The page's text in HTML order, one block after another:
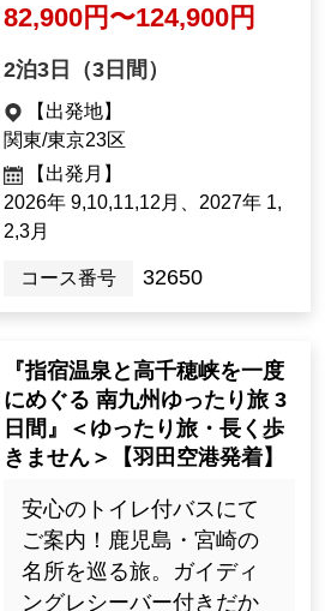
visited Unagi Onsen in Ibu
companions and hunting do
hunting and read books at
days he would play with the
is now a monument and
of Saigo here. Saigo is s
fond of hot springs. Acc
from the Saigo Institute, h
quite frequently in various
areas may be relat
hunting.
82,900円〜124,900円
2泊3日（3日間）
【出発地】
関東/東京23区
【出発月】
2026年 9,10,11,12月、2027年 1,
2,3月
コース番号 32650
『指宿温泉と高千穂峡を一度
にめぐる 南九州ゆったり旅 3
日間』＜ゆったり旅・長く歩
きません＞【羽田空港発着】
安心のトイレ付バスにて
ご案内！鹿児島・宮崎の
名所を巡る旅。ガイディ
ングレシーバー付きだか